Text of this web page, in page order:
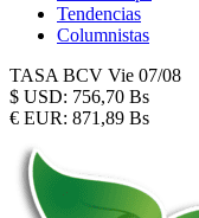
Tendencias
Columnistas
TASA BCV Vie 07/08
$ USD: 756,70 Bs
€ EUR: 871,89 Bs